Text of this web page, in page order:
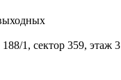
1, сектор 359, этаж 3